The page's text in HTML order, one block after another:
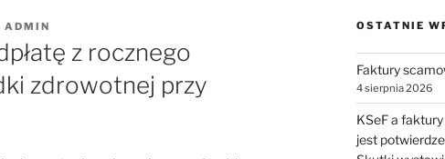
ADMIN
z rocznego
zdrowotnej przy
OSTATNIE
Faktury
4 sierpnia 2026
KSeF a
jest